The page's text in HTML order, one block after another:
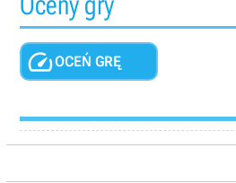
OCEŃ GRĘ